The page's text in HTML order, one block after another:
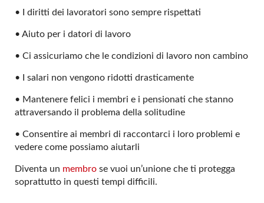
• I diritti dei lavoratori sono sempre rispettati
• Aiuto per i datori di lavoro
• Ci assicuriamo che le condizioni di lavoro non cambino
• I salari non vengono ridotti drasticamente
• Mantenere felici i membri e i pensionati che stanno
attraversando il problema della solitudine
• Consentire ai membri di raccontarci i loro problemi e
vedere come possiamo aiutarli
Diventa un membro se vuoi un’unione che ti protegga
soprattutto in questi tempi difficili.